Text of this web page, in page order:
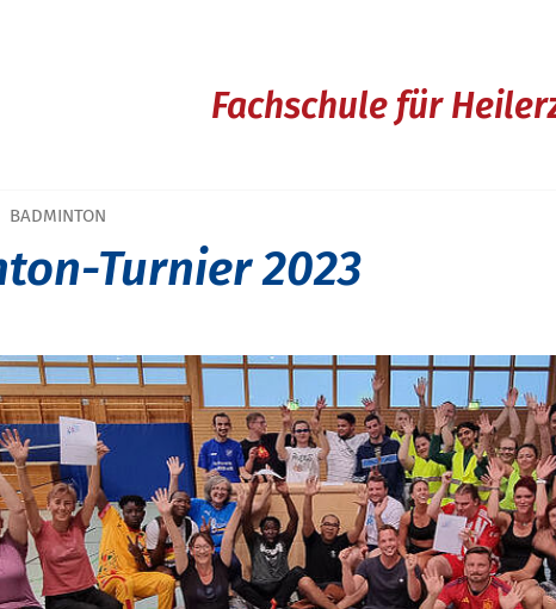
Fachschule für
BADMINTON
Turnier 2023